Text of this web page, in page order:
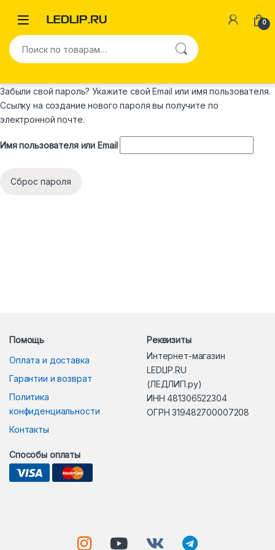
0
Забыли свой пароль? Укажите свой Email или имя пользователя.
Ссылку на создание нового пароля вы получите по
электронной почте.
Имя пользователя или Email
Сброс пароля
Помощь
Оплата и доставка
Гарантии и возврат
Политика
конфиденциальности
Контакты
Реквизиты
Интернет-магазин
LEDLIP.RU
(ЛЕДЛИП.ру)
ИНН 481306522304
ОГРН 319482700007208
Способы оплаты